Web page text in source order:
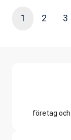
1 2 3
företag